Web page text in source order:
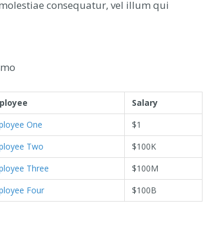
consequatur, vel illum qui
Salary
One
$1
Two
$100K
Three
$100M
Four
$100B